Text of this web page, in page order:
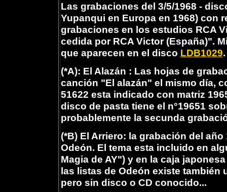
Las grabaciones del 3/5/1968 -
Yupanqui en Europa en 1968) con
grabaciones en los estudios RCA
cedida por RCA Victor (España)".
que aparecen en el disco LDB1029.
(*A): El Alazán : Las hojas de
canción "El alazán" el mismo día,
51622 esta indicado con matriz
disco de pasta tiene el n°19651
probablemente la secunda
(*B) El Arriero: la grabación del
Odeón. El tema esta incluido en
Magia de AY") y en la caja
las listas de Odeón existe también
pero sin disco o CD conocido...